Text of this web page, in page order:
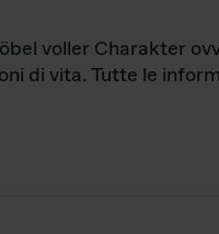
voller Charakter
di vita. Tutte le